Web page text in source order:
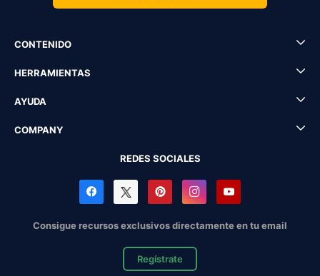
CONTENIDO
HERRAMIENTAS
AYUDA
COMPANY
REDES SOCIALES
Consigue recursos exclusivos directamente en tu email
Regístrate